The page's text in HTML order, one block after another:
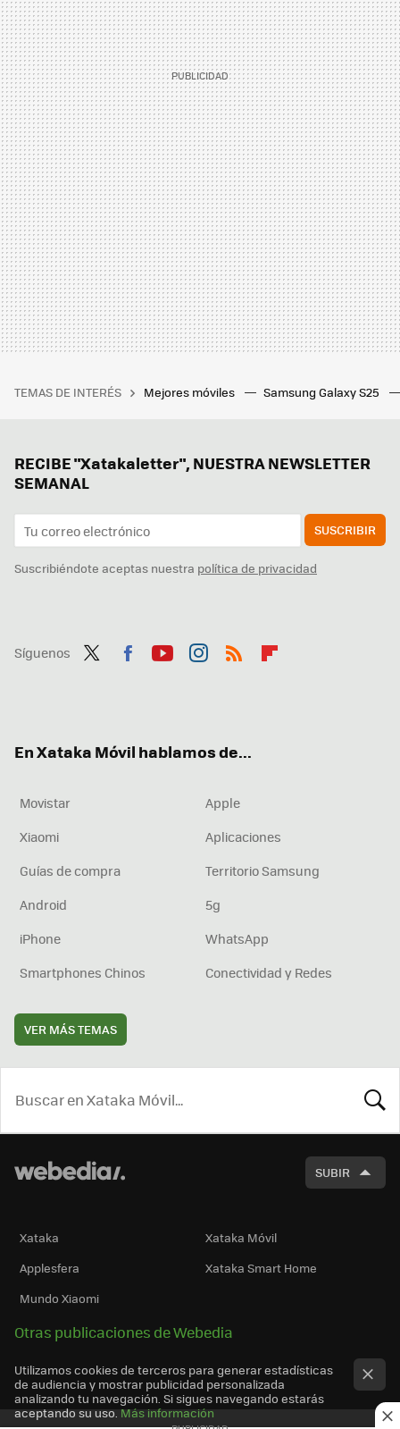
TEMAS DE INTERÉS Mejores móviles Samsung Galaxy S25
RECIBE "Xatakaletter", NUESTRA NEWSLETTER
SEMANAL
SUSCRIBIR
Suscribiéndote aceptas nuestra política de privacidad
Síguenos
En Xataka Móvil hablamos de...
Movistar
Apple
Xiaomi
Aplicaciones
Guías de compra
Territorio Samsung
Android
5g
iPhone
WhatsApp
Smartphones Chinos
Conectividad y Redes
VER MÁS TEMAS
SUBIR
Xataka
Xataka Móvil
Applesfera
Xataka Smart Home
Mundo Xiaomi
Otras publicaciones de Webedia
Utilizamos cookies de terceros para generar estadísticas
de audiencia y mostrar publicidad personalizada
analizando tu navegación. Si sigues navegando estarás
aceptando su uso. Más información